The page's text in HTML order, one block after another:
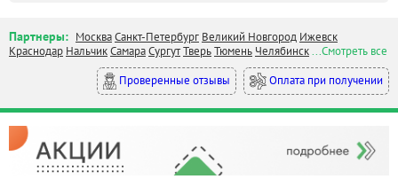
Партнеры: МоскваСанкт-Петербург Великий Новгород Ижевск
Краснодар НальчикСамараСургутТверьТюмень Челябинск...Смотреть все
Проверенные отзывы
Оплата при получении